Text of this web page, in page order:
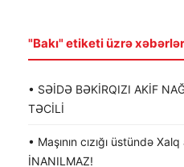
"Bakı" etiketi üzrə xəbərlər
• SƏİDƏ BƏKİRQIZI AKİF
TƏCİLİ
• Maşının cızığı üstündə
İNANILMAZ!